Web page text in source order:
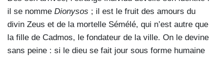
il se nomme Dionysos ; il est le fruit des amours du
divin Zeus et de la mortelle Sémélé, qui n’est autre que
la fille de Cadmos, le fondateur de la ville. On le devine
sans peine : si le dieu se fait jour sous forme humaine